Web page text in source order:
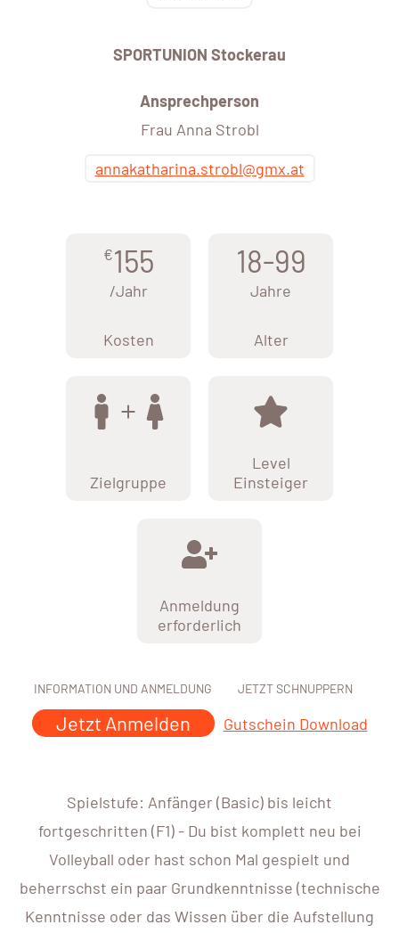
SPORTUNION Stockerau
Ansprechperson
Frau Anna Strobl
annakatharina.strobl@gmx.at
€155
/Jahr
Kosten
18-99
Jahre
Alter
Zielgruppe
Level
Einsteiger
Anmeldung
erforderlich
INFORMATION UND ANMELDUNG
Jetzt Anmelden
JETZT SCHNUPPERN
Gutschein Download
Spielstufe: Anfänger (Basic) bis leicht
fortgeschritten (F1) - Du bist komplett neu bei
Volleyball oder hast schon Mal gespielt und
beherrschst ein paar Grundkenntnisse (technische
Kenntnisse oder das Wissen über die Aufstellung